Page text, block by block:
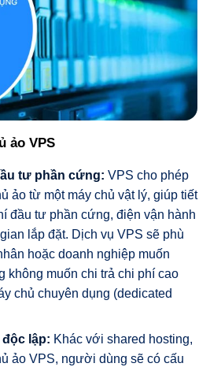
ảo VPS
tư phần cứng: VPS cho phép
ảo từ một máy chủ vật lý, giúp tiết
đầu tư phần cứng, điện vận hành
lắp đặt. Dịch vụ VPS sẽ phù
hoặc doanh nghiệp muốn
không muốn chi trả chi phí cao
chủ chuyên dụng (dedicated
lập: Khác với shared hosting,
ảo VPS, người dùng sẽ có cấu